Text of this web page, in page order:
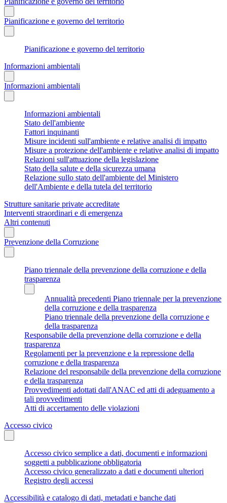
Pianificazione e governo del territorio
Pianificazione e governo del territorio
Informazioni ambientali
Informazioni ambientali
Informazioni ambientali
Stato dell'ambiente
Fattori inquinanti
Misure incidenti sull'ambiente e relative analisi di impatto
Misure a protezione dell'ambiente e relative analisi di impatto
Relazioni sull'attuazione della legislazione
Stato della salute e della sicurezza umana
Relazione sullo stato dell'ambiente del Ministero
dell'Ambiente e della tutela del territorio
Strutture sanitarie private accreditate
Interventi straordinari e di emergenza
Altri contenuti
Prevenzione della Corruzione
Piano triennale della prevenzione della corruzione e della
trasparenza
Annualità precedenti Piano triennale per la prevenzione
della corruzione e della trasparenza
Piano triennale della prevenzione della corruzione e
della trasparenza
Responsabile della prevenzione della corruzione e della
trasparenza
Regolamenti per la prevenzione e la repressione della
corruzione e della trasparenza
Relazione del responsabile della prevenzione della corruzione
e della trasparenza
Provvedimenti adottati dall'ANAC ed atti di adeguamento a
tali provvedimenti
Atti di accertamento delle violazioni
Accesso civico
Accesso civico semplice a dati, documenti e informazioni
soggetti a pubblicazione obbligatoria
Accesso civico generalizzato a dati e documenti ulteriori
Registro degli accessi
Accessibilità e catalogo di dati, metadati e banche dati